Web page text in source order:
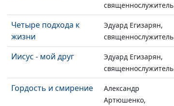
священнослужитель
Четыре подхода к
жизни
Эдуард Егизарян,
священнослужитель
Иисус - мой друг
Эдуард Егизарян,
священнослужитель
Гордость и смирение
Александр
Артюшенко,